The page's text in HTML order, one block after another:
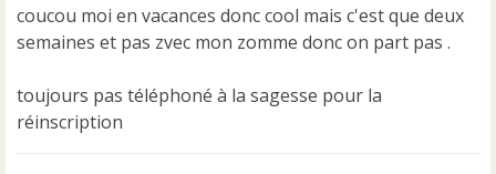
a
g
n
o
n
coucou moi en vacances donc cool mais c'est que deux
semaines et pas zvec mon zomme donc on part pas .
toujours pas téléphoné à la sagesse pour la
réinscription